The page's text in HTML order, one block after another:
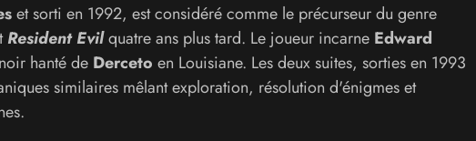
et sorti en 1992, est considéré comme le précurseur du genre
Resident Evilquatre ans plus tard. Le joueur incarne Edward
hanté de Derceto en Louisiane. Les deux suites, sorties en 1993
similaires mêlant exploration, résolution d'énigmes et